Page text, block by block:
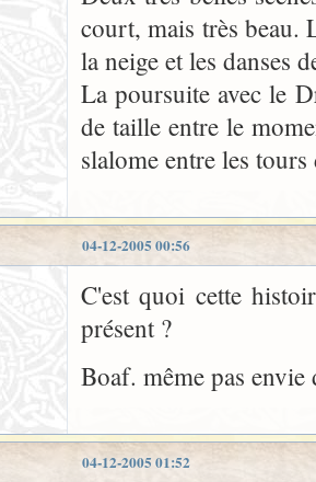
court, mais très beau.
la neige et les danses
La poursuite avec le
de taille entre le
slalome entre les
04-12-2005 00:56
C'est quoi cette
présent ?
Boaf. même pas
04-12-2005 01:52